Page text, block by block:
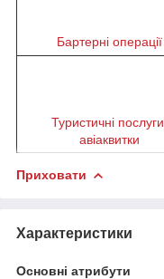
Бартерні операції
Туристичні послуги,
авіаквитки
Приховати
Характеристики
Основні атрибути